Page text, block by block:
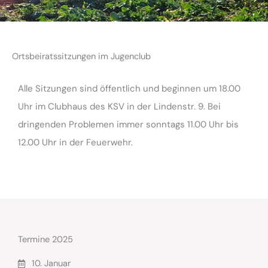
Ortsbeiratssitzungen im Jugenclub
Alle Sitzungen sind öffentlich und beginnen um 18.00
Uhr im Clubhaus des KSV in der Lindenstr. 9. Bei
dringenden Problemen immer sonntags 11.00 Uhr bis
12.00 Uhr in der Feuerwehr.
Termine 2025
10. Januar